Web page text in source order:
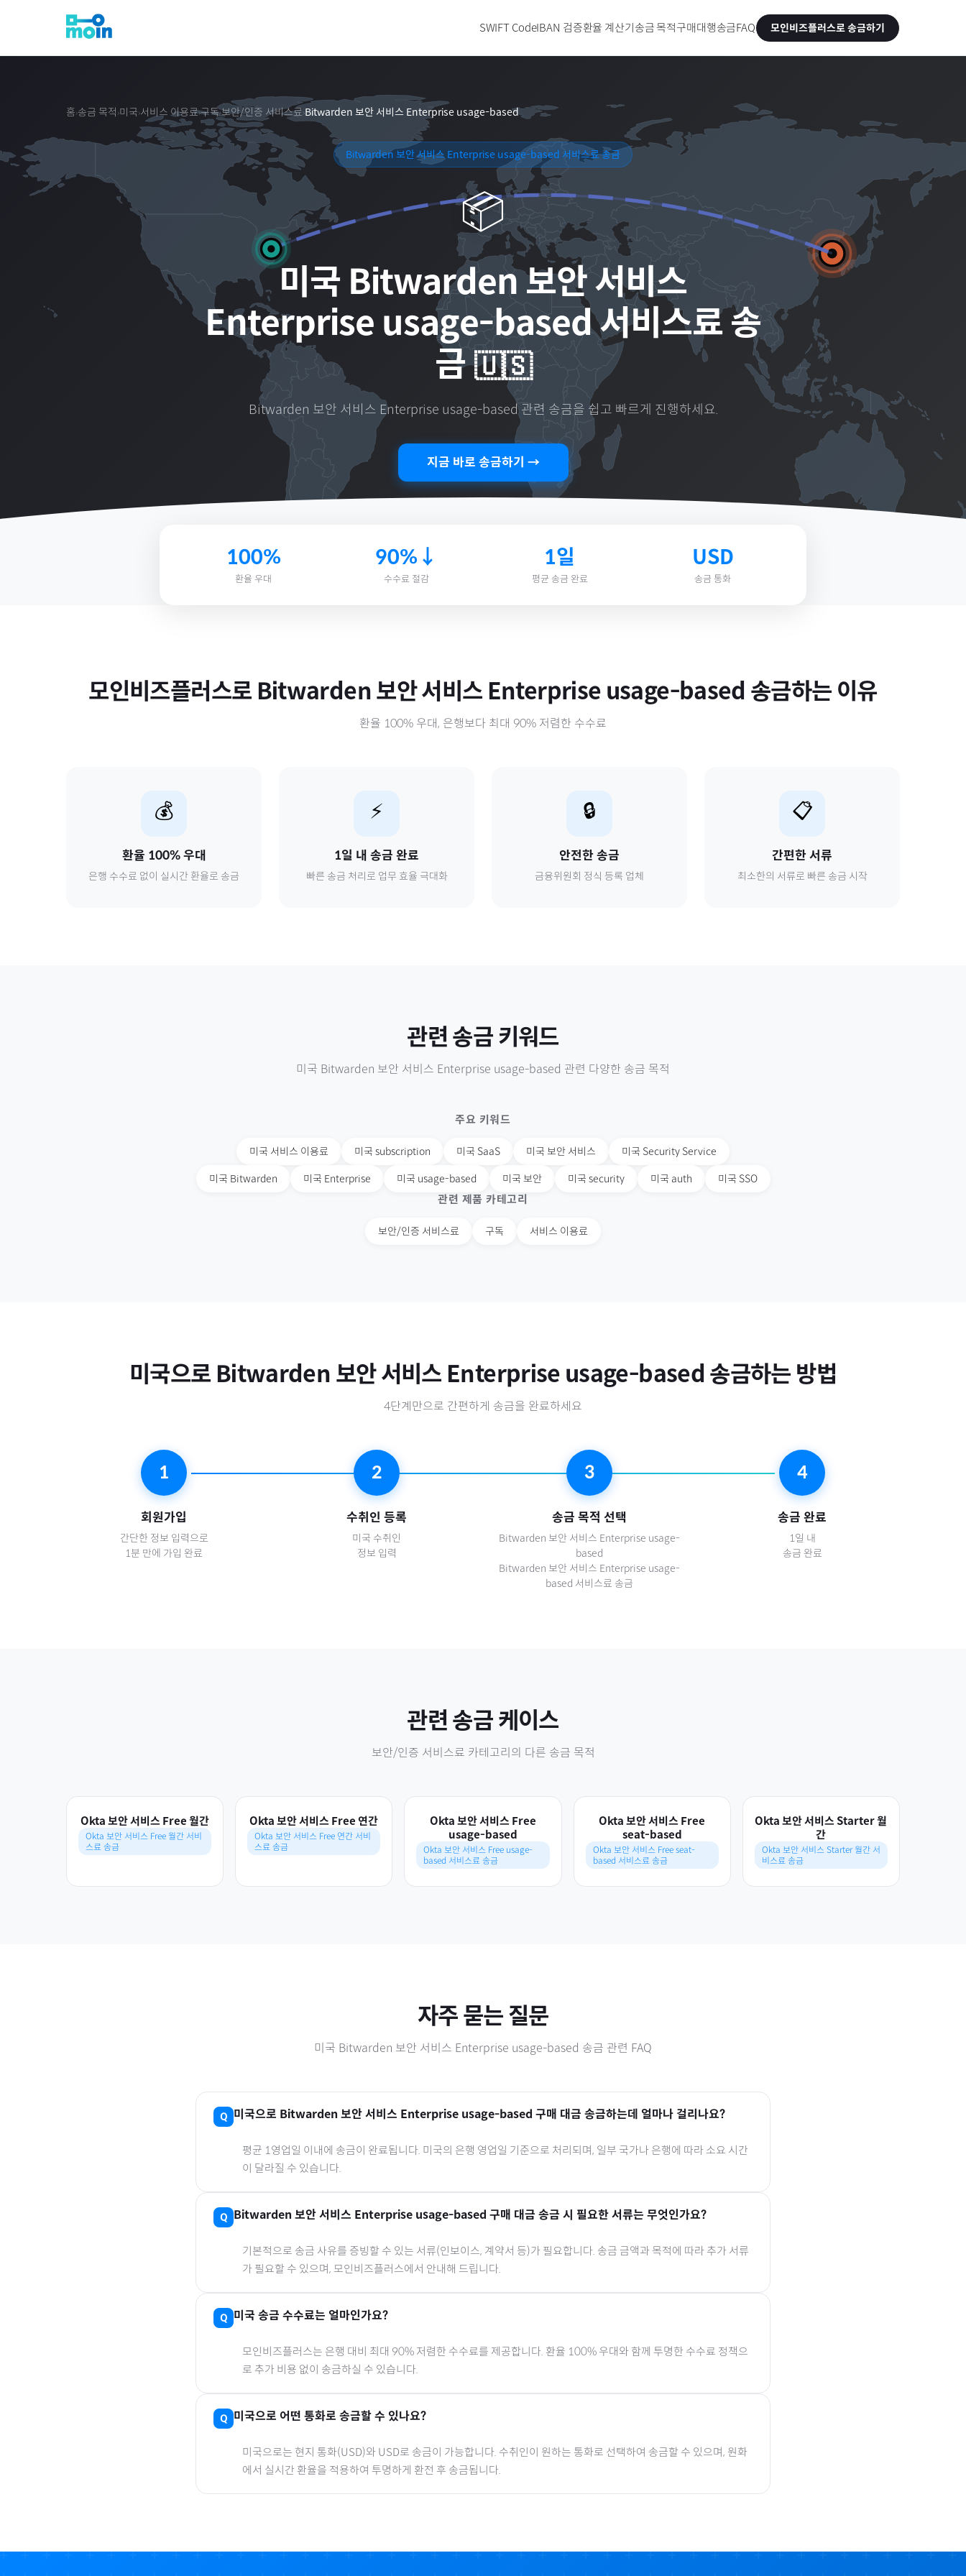
SWIFT CodeIBAN 검증환율 계산기송금 목적구매대행송금FAQ 모인비즈플러스로 송금하기
홈›송금 목적 ›미국›서비스 이용료›구독›보안/인증 서비스료›Bitwarden 보안 서비스 Enterprise usage-based
Bitwarden 보안 서비스 Enterprise usage-based 서비스료 송금
📦
미국 Bitwarden 보안 서비스
Enterprise usage-based 서비스료 송
금 🇺🇸
Bitwarden 보안 서비스 Enterprise usage-based관련 송금을 쉽고 빠르게 진행하세요.
지금 바로 송금하기 →
100%
환율 우대
90%↓
수수료 절감
1일
평균 송금 완료
USD
송금 통화
모인비즈플러스로 Bitwarden 보안 서비스 Enterprise usage-based 송금하는 이유
환율 100% 우대, 은행보다 최대 90% 저렴한 수수료
💰
환율 100% 우대
은행 수수료 없이 실시간 환율로 송금
⚡
1일 내 송금 완료
빠른 송금 처리로 업무 효율 극대화
🔒
안전한 송금
금융위원회 정식 등록 업체
📋
간편한 서류
최소한의 서류로 빠른 송금 시작
관련 송금 키워드
미국 Bitwarden 보안 서비스 Enterprise usage-based 관련 다양한 송금 목적
주요 키워드
미국 서비스 이용료 미국 subscription 미국 SaaS 미국 보안 서비스 미국 Security Service
미국 Bitwarden 미국 Enterprise 미국 usage-based 미국 보안 미국 security 미국 auth 미국 SSO
관련 제품 카테고리
보안/인증 서비스료 구독 서비스 이용료
미국으로 Bitwarden 보안 서비스 Enterprise usage-based 송금하는 방법
4단계만으로 간편하게 송금을 완료하세요
1
회원가입
간단한 정보 입력으로
1분 만에 가입 완료
2
수취인 등록
미국 수취인
정보 입력
3
송금 목적 선택
Bitwarden 보안 서비스 Enterprise usage-
based
Bitwarden 보안 서비스 Enterprise usage-
based 서비스료 송금
4
송금 완료
1일 내
송금 완료
관련 송금 케이스
보안/인증 서비스료 카테고리의 다른 송금 목적
Okta 보안 서비스 Free 월간
Okta 보안 서비스 Free 월간 서비
스료 송금
Okta 보안 서비스 Free 연간
Okta 보안 서비스 Free 연간 서비
스료 송금
Okta 보안 서비스 Free
usage-based
Okta 보안 서비스 Free usage-
based 서비스료 송금
Okta 보안 서비스 Free
seat-based
Okta 보안 서비스 Free seat-
based 서비스료 송금
Okta 보안 서비스 Starter 월
간
Okta 보안 서비스 Starter 월간 서
비스료 송금
자주 묻는 질문
미국 Bitwarden 보안 서비스 Enterprise usage-based 송금 관련 FAQ
미국으로 Bitwarden 보안 서비스 Enterprise usage-based 구매 대금 송금하는데 얼마나 걸리나요?
평균 1영업일 이내에 송금이 완료됩니다. 미국의 은행 영업일 기준으로 처리되며, 일부 국가나 은행에 따라 소요 시간
이 달라질 수 있습니다.
Bitwarden 보안 서비스 Enterprise usage-based 구매 대금 송금 시 필요한 서류는 무엇인가요?
기본적으로 송금 사유를 증빙할 수 있는 서류(인보이스, 계약서 등)가 필요합니다. 송금 금액과 목적에 따라 추가 서류
가 필요할 수 있으며, 모인비즈플러스에서 안내해 드립니다.
미국 송금 수수료는 얼마인가요?
모인비즈플러스는 은행 대비 최대 90% 저렴한 수수료를 제공합니다. 환율 100% 우대와 함께 투명한 수수료 정책으
로 추가 비용 없이 송금하실 수 있습니다.
미국으로 어떤 통화로 송금할 수 있나요?
미국으로는 현지 통화(USD)와 USD로 송금이 가능합니다. 수취인이 원하는 통화로 선택하여 송금할 수 있으며, 원화
에서 실시간 환율을 적용하여 투명하게 환전 후 송금됩니다.